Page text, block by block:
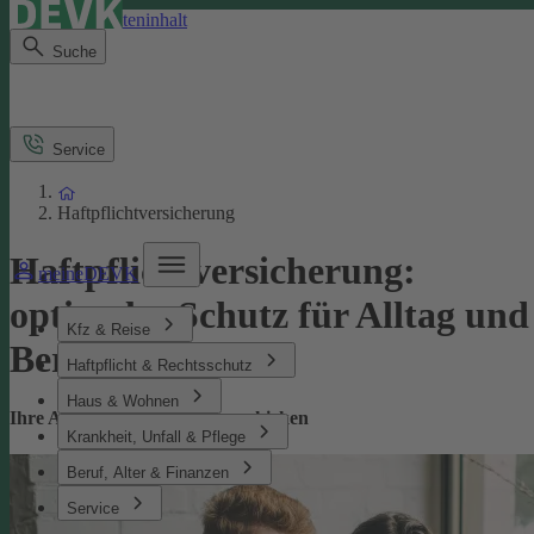
Direkt zum Seiteninhalt
Suche
meineDEVK
Kfz & Reise
Haftpflicht & Rechtsschutz
Haus & Wohnen
Krankheit, Unfall & Pflege
Beruf, Alter & Finanzen
Service
Service
Haftpflichtversicherung
Haftpflichtversicherung:
optimaler Schutz für Alltag und
Beruf
Ihre Absicherung bei Missgeschicken